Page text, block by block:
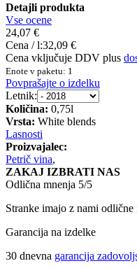
Detajli produkta
Vse ocene
24,07 €
Cena / l:32,09 €
Cena vključuje DDV plus
Enote v paketu: 1
Povprašajte o izdelku
Letnik:
Količina: 0,75l
Vrsta: White blends
Lasnosti
Proizvajalec:
Petrič vina,
ZAKAJ IZBRATI NAS
Odlična mnenja 5/5
Stranke imajo z nami odlične
Garancija na izdelke
30 dnevna garancija